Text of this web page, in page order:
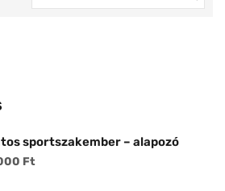
sportszakember – alapozó
Ft